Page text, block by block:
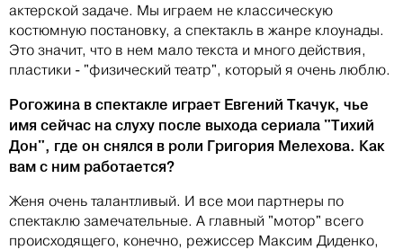
актерской задаче. Мы играем не классическую
костюмную постановку, а спектакль в жанре клоунады.
Это значит, что в нем мало текста и много действия,
пластики - "физический театр", который я очень люблю.
Рогожина в спектакле играет Евгений Ткачук, чье
имя сейчас на слуху после выхода сериала "Тихий
Дон", где он снялся в роли Григория Мелехова. Как
вам с ним работается?
Женя очень талантливый. И все мои партнеры по
спектаклю замечательные. А главный "мотор" всего
происходящего, конечно, режиссер Максим Диденко,